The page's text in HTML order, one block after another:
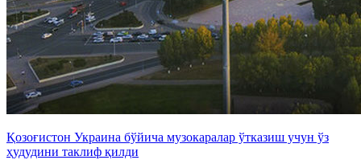
Қозоғистон Украина бўйича музокаралар ўтказиш учун ўз
ҳудудини таклиф қилди